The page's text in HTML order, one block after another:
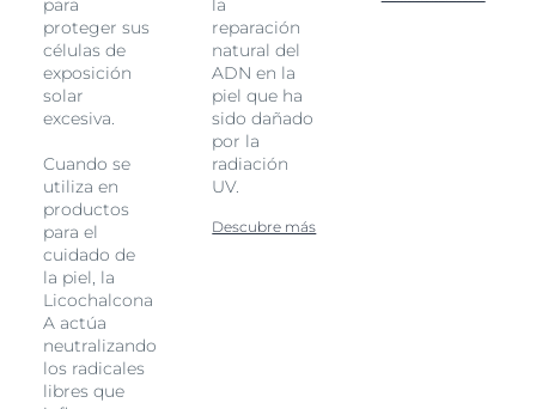
para
proteger sus
células de
exposición
solar
excesiva.
Cuando se
utiliza en
productos
para el
cuidado de
la piel, la
Licochalcona
A actúa
neutralizando
los radicales
libres que
la
reparación
natural del
ADN en la
piel que ha
sido dañado
por la
radiación
UV.
Descubre más